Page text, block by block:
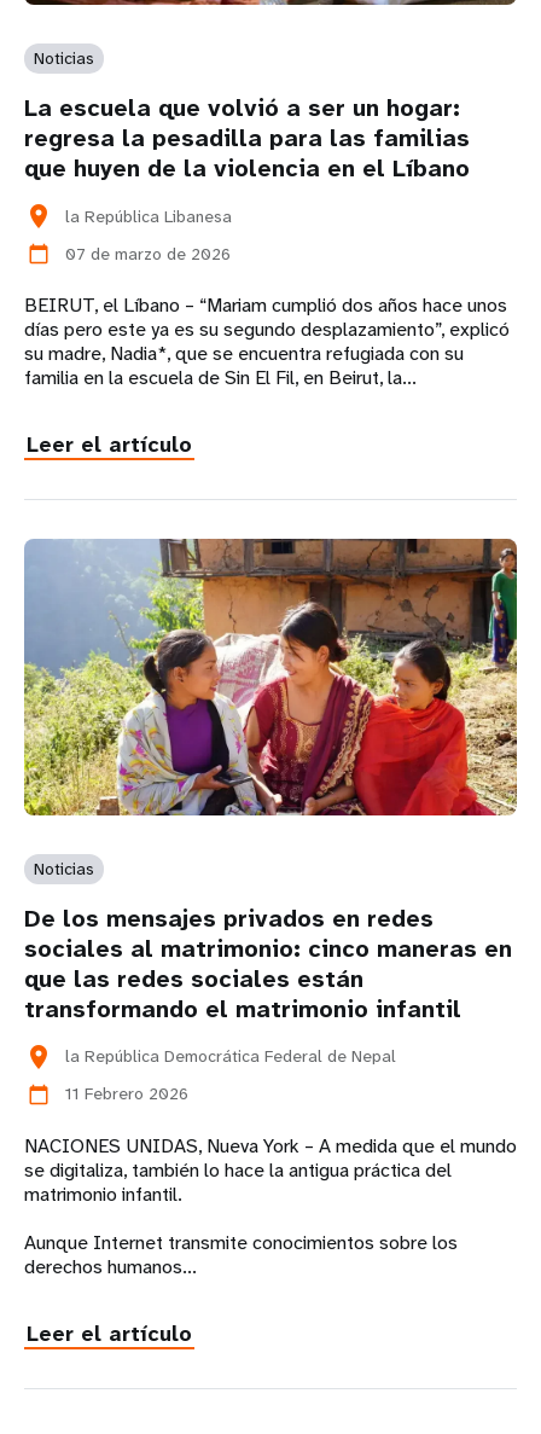
Noticias
La escuela que volvió a ser un hogar:
regresa la pesadilla para las familias
que huyen de la violencia en el Líbano
location_on
la República Libanesa
calendar_today
07 de marzo de 2026
BEIRUT, el Líbano – “Mariam cumplió dos años hace unos
días pero este ya es su segundo desplazamiento”, explicó
su madre, Nadia*, que se encuentra refugiada con su
familia en la escuela de Sin El Fil, en Beirut, la...
Leer el artículo
Noticias
De los mensajes privados en redes
sociales al matrimonio: cinco maneras en
que las redes sociales están
transformando el matrimonio infantil
location_on
la República Democrática Federal de Nepal
calendar_today
11 Febrero 2026
NACIONES UNIDAS, Nueva York – A medida que el mundo
se digitaliza, también lo hace la antigua práctica del
matrimonio infantil.
Aunque Internet transmite conocimientos sobre los
derechos humanos...
Leer el artículo